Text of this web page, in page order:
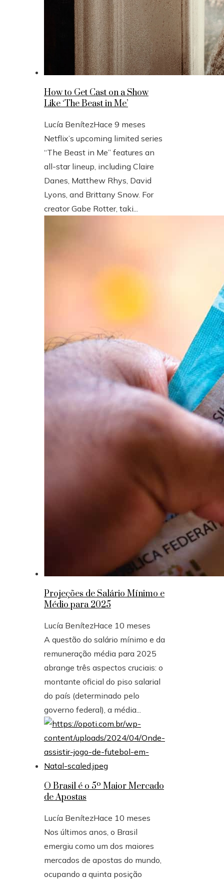
How to Get Cast on a Show
Like ‘The Beast in Me’
Lucía BenítezHace 9 meses
Netflix’s upcoming limited series
“The Beast in Me” features an
all-star lineup, including Claire
Danes, Matthew Rhys, David
Lyons, and Brittany Snow. For
creator Gabe Rotter, taki...
Projeções de Salário Mínimo e
Médio para 2025
Lucía BenítezHace 10 meses
A questão do salário mínimo e da
remuneração média para 2025
abrange três aspectos cruciais: o
montante oficial do piso salarial
do país (determinado pelo
governo federal), a média...
O Brasil é o 5º Maior Mercado
de Apostas
Lucía BenítezHace 10 meses
Nos últimos anos, o Brasil
emergiu como um dos maiores
mercados de apostas do mundo,
ocupando a quinta posição